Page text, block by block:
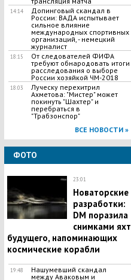
14:14
Допинговый скандал в
России: ВАДА испытывает
сильное влияние
международных спортивных
организаций, - немецкий
журналист
18:15
От следователей ФИФА
требуют обнародовать итоги
расследования о выборе
России хозяйкой ЧМ-2018
18:03
Луческу перехитрил
Ахметова: "Мистер" может
покинуть "Шахтер" и
перебраться в
"Трабзонспор"
ВСЕ НОВОСТИ »
ФОТО
23:01
Новаторские
разработки:
DM поразила
снимками яхт
будущего, напоминающих
космические корабли
19:48
Нашумевший скандал
между Аваковым и